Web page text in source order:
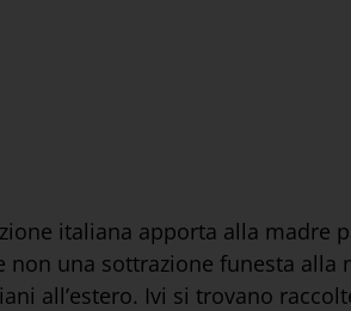
italiana apporta alla madre
una sottrazione funesta alla
all’estero. Ivi si trovano